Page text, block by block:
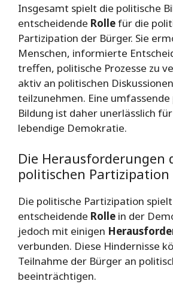
Insgesamt spielt die politische
entscheidende Rollefür die
Partizipation der Bürger. Sie
Menschen, informierte
treffen, politische Prozesse zu
aktiv an politischen
teilzunehmen. Eine umfassende
Bildung ist daher unerlässlich
lebendige Demokratie.
Die Herausforderungen
politischen Partizipation
Die politische Partizipation
entscheidende Rolle in der
jedoch mit einigen
verbunden. Diese Hindernisse
Teilnahme der Bürger an
beeinträchtigen.